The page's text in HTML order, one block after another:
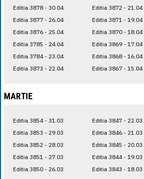
Editia 3878 - 30.04
Editia 3877 - 26.04
Editia 3876 - 25.04
Editia 3785 - 24.04
Editia 3784 - 23.04
Editia 3873 - 22.04
Editia 3872 - 21.04
Editia 3871 - 19.04
Editia 3870 - 18.04
Editia 3869 - 17.04
Editia 3868 - 16.04
Editia 3867 - 15.04
MARTIE
Editia 3854 - 31.03
Editia 3853 - 29.03
Editia 3852 - 28.03
Editia 3851 - 27.03
Editia 3850 - 26.03
Editia 3847 - 22.03
Editia 3846 - 21.03
Editia 3845 - 20.03
Editia 3844 - 19.03
Editia 3843 - 18.03